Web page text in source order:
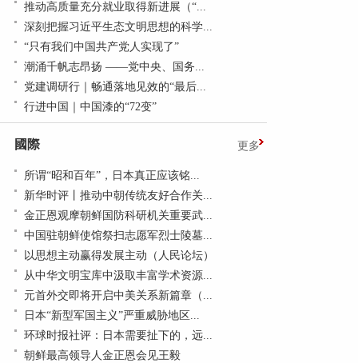
推动高质量充分就业取得新进展（“...
深刻把握习近平生态文明思想的科学...
“只有我们中国共产党人实现了”
潮涌千帆志昂扬 ——党中央、国务...
党建调研行｜畅通落地见效的“最后...
行进中国｜中国漆的“72变”
國際 更多
所谓“昭和百年”，日本真正应该铭...
新华时评丨推动中朝传统友好合作关...
金正恩观摩朝鲜国防科研机关重要武...
中国驻朝鲜使馆祭扫志愿军烈士陵墓...
以思想主动赢得发展主动（人民论坛）
从中华文明宝库中汲取丰富学术资源...
元首外交即将开启中美关系新篇章（...
日本“新型军国主义”严重威胁地区...
环球时报社评：日本需要扯下的，远...
朝鲜最高领导人金正恩会见王毅